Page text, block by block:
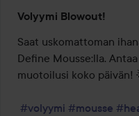
Volyymi Blowout!
Saat uskomattoman
Define Mousse:lla.
muotoilusi koko päivän!
#volyymi #mousse